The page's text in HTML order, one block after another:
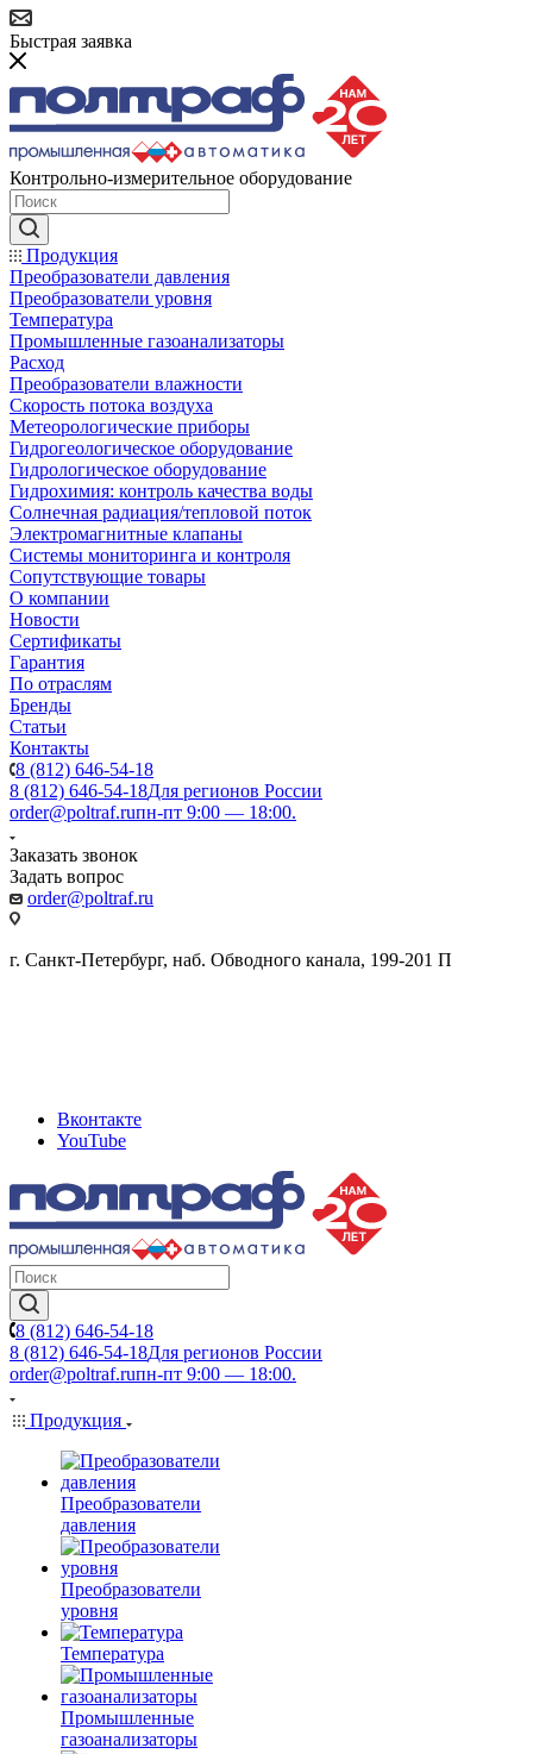
Быстрая заявка
Контрольно-измерительное оборудование
Продукция
Преобразователи давления
Преобразователи уровня
Температура
Промышленные газоанализаторы
Расход
Преобразователи влажности
Скорость потока воздуха
Метеорологические приборы
Гидрогеологическое оборудование
Гидрологическое оборудование
Гидрохимия: контроль качества воды
Солнечная радиация/тепловой поток
Электромагнитные клапаны
Системы мониторинга и контроля
Сопутствующие товары
О компании
Новости
Сертификаты
Гарантия
По отраслям
Бренды
Статьи
Контакты
8 (812) 646-54-18
8 (812) 646-54-18Для регионов России
order@poltraf.ruпн-пт 9:00 — 18:00.
Заказать звонок
Задать вопрос
order@poltraf.ru
г. Санкт-Петербург, наб. Обводного канала, 199-201 П
Вконтакте
YouTube
8 (812) 646-54-18
8 (812) 646-54-18Для регионов России
order@poltraf.ruпн-пт 9:00 — 18:00.
Продукция
Преобразователи
давления
Преобразователи
уровня
Температура
Промышленные
газоанализаторы